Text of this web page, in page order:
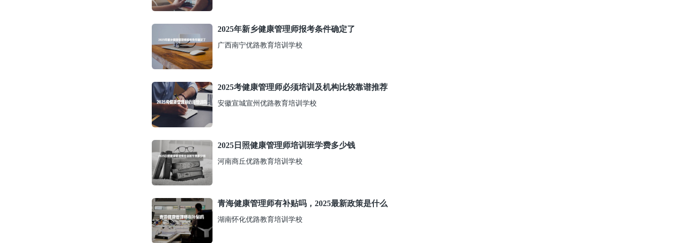
2025年新乡健康管理师报考条件确定了
广西南宁优路教育培训学校
2025考健康管理师必须培训及机构比较靠谱推荐
安徽宣城宣州优路教育培训学校
2025日照健康管理师培训班学费多少钱
河南商丘优路教育培训学校
青海健康管理师有补贴吗，2025最新政策是什么
湖南怀化优路教育培训学校